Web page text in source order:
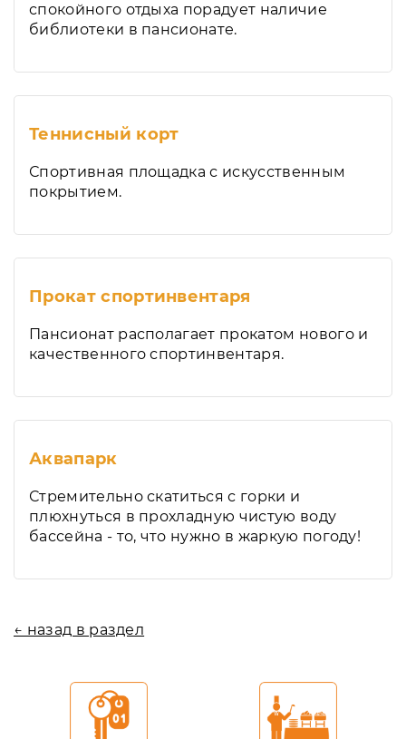
спокойного отдыха порадует наличие
библиотеки в пансионате.
Теннисный корт
Спортивная площадка с искусственным
покрытием.
Прокат спортинвентаря
Пансионат располагает прокатом нового и
качественного спортинвентаря.
Аквапарк
Стремительно скатиться с горки и
плюхнуться в прохладную чистую воду
бассейна - то, что нужно в жаркую погоду!
← назад в раздел